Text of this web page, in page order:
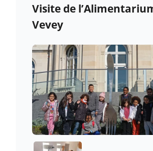
Visite de
Vevey